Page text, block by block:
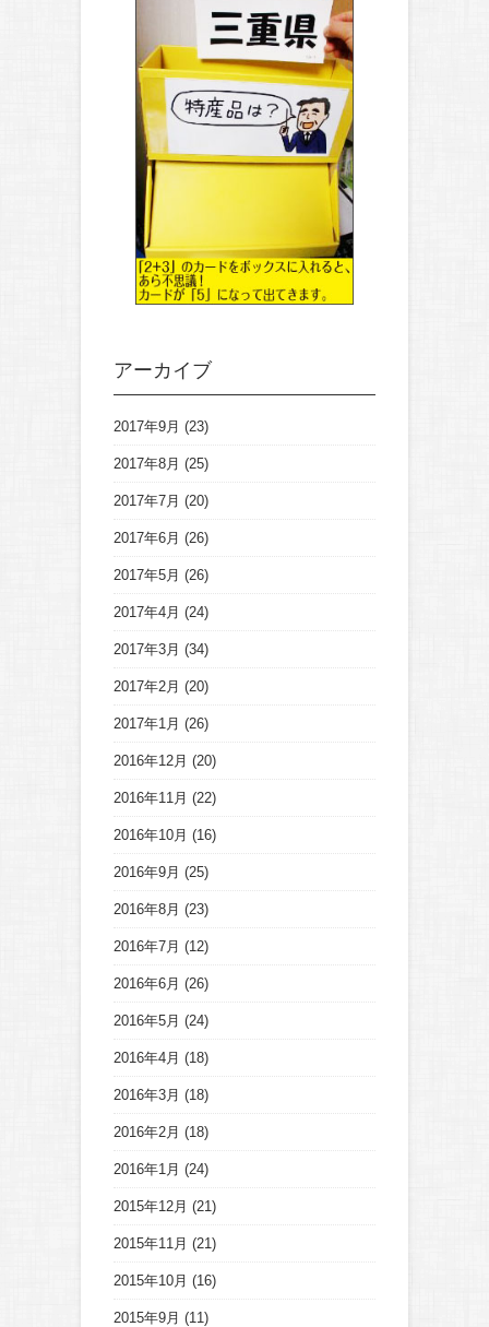
アーカイブ
2017年9月 (23)
2017年8月 (25)
2017年7月 (20)
2017年6月 (26)
2017年5月 (26)
2017年4月 (24)
2017年3月 (34)
2017年2月 (20)
2017年1月 (26)
2016年12月 (20)
2016年11月 (22)
2016年10月 (16)
2016年9月 (25)
2016年8月 (23)
2016年7月 (12)
2016年6月 (26)
2016年5月 (24)
2016年4月 (18)
2016年3月 (18)
2016年2月 (18)
2016年1月 (24)
2015年12月 (21)
2015年11月 (21)
2015年10月 (16)
2015年9月 (11)